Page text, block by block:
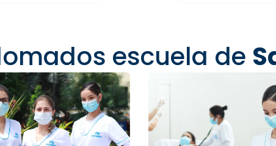
escuela de